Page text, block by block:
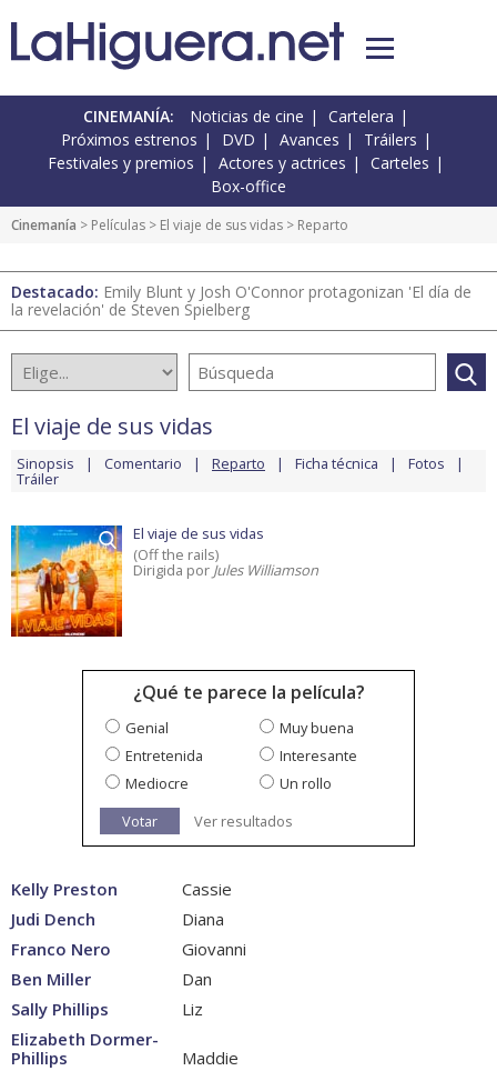
CINEMANÍA: Noticias de cine
Cartelera
Próximos estrenos
DVD Avances
Tráilers
Festivales y premios
Actores y actrices
Carteles
Box-office
Cinemanía > Películas > El viaje de sus vidas > Reparto
Destacado: Emily Blunt y Josh O'Connor protagonizan 'El día de
la revelación' de Steven Spielberg
El viaje de sus vidas
Sinopsis Comentario Reparto Ficha técnica Fotos
Tráiler
El viaje de sus vidas
(Off the rails)
Dirigida por Jules Williamson
¿Qué te parece la película?
Genial
Muy buena
Entretenida
Interesante
Mediocre
Un rollo
Votar
Ver resultados
Kelly Preston
Cassie
Judi Dench
Diana
Franco Nero
Giovanni
Ben Miller
Dan
Sally Phillips
Liz
Elizabeth Dormer-
Phillips
Maddie